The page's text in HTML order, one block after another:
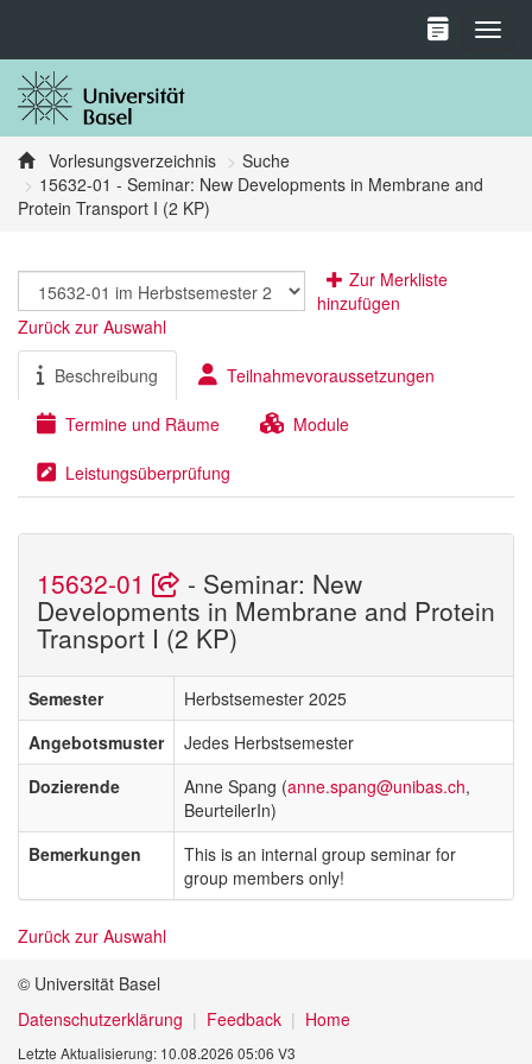
Vorlesungsverzeichnis
Suche
15632-01 - Seminar: New Developments in Membrane and
Protein Transport I (2 KP)
Zur Merkliste
hinzufügen
Zurück zur Auswahl
Beschreibung Teilnahmevoraussetzungen
Termine und Räume Module
Leistungsüberprüfung
15632-01 - Seminar: New
Developments in Membrane and Protein
Transport I (2 KP)
Semester
Herbstsemester 2025
Angebotsmuster
Jedes Herbstsemester
Dozierende
Anne Spang (anne.spang@unibas.ch,
BeurteilerIn)
Bemerkungen
This is an internal group seminar for
group members only!
Zurück zur Auswahl
© Universität Basel
Datenschutzerklärung
Feedback Home
Letzte Aktualisierung: 10.08.2026 05:06 V3